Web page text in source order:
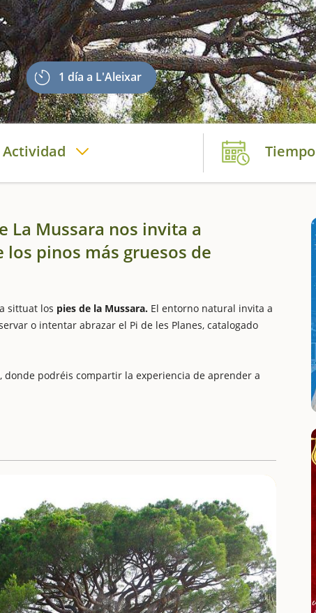
1 día a L'Aleixar
Actividad Tiempo
La Mussara nos invita a
pinos más gruesos de
sittuat los pies de la Mussara. El entorno natural invita a
o intentar abrazar el Pi de les Planes, catalogado
donde podréis compartir la experiencia de aprender a